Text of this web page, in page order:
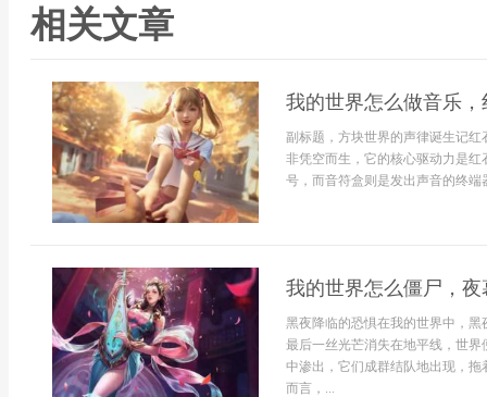
相关文章
我的世界怎么做音乐
副标题，方块世界的声律诞生记
非凭空而生，它的核心驱动力是
号，而音符盒则是发出声音的终
我的世界怎么僵尸，
黑夜降临的恐惧在我的世界中，
最后一丝光芒消失在地平线，世
中渗出，它们成群结队地出现，
而言，...